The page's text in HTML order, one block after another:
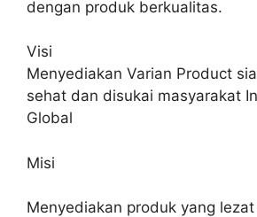
dengan produk berkualitas.
Visi
Menyediakan Varian Product
sehat dan disukai masyarakat
Global
Misi
Menyediakan produk yang